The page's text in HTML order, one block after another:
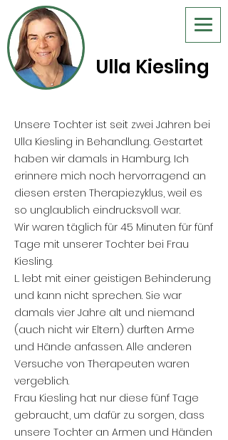
Ulla Kiesling
Unsere Tochter ist seit zwei Jahren bei
Ulla Kiesling in Behandlung. Gestartet
haben wir damals in Hamburg. Ich
erinnere mich noch hervorragend an
diesen ersten Therapiezyklus, weil es
so unglaublich eindrucksvoll war.
Wir waren täglich für 45 Minuten für fünf
Tage mit unserer Tochter bei Frau
Kiesling.
L. lebt mit einer geistigen Behinderung
und kann nicht sprechen. Sie war
damals vier Jahre alt und niemand
(auch nicht wir Eltern) durften Arme
und Hände anfassen. Alle anderen
Versuche von Therapeuten waren
vergeblich.
Frau Kiesling hat nur diese fünf Tage
gebraucht, um dafür zu sorgen, dass
unsere Tochter an Armen und Händen